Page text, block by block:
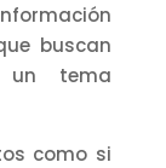
buscan
un tema
como si